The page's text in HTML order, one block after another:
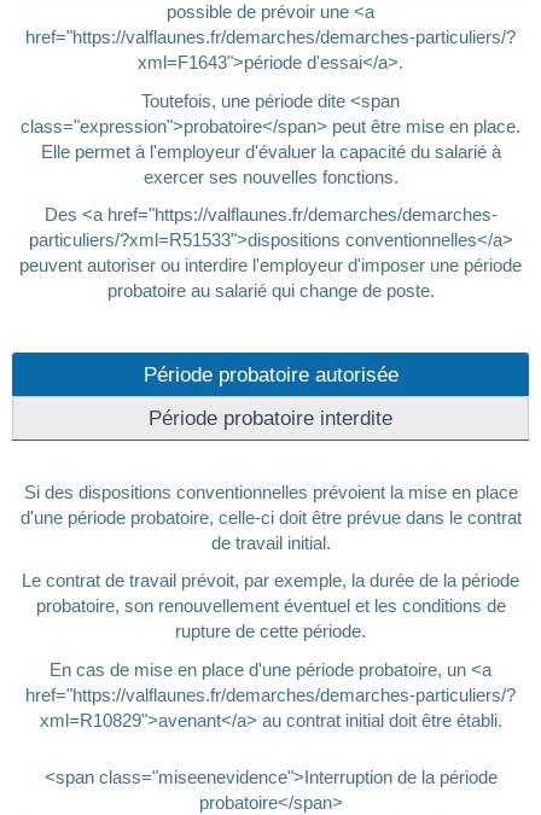
possible de prévoir une <a
href="https://valflaunes.fr/demarches/demarches-particuliers/?
xml=F1643">période d'essai</a>.
Toutefois, une période dite <span
class="expression">probatoire</span> peut être mise en place.
Elle permet à l'employeur d'évaluer la capacité du salarié à
exercer ses nouvelles fonctions.
Des <a href="https://valflaunes.fr/demarches/demarches-
particuliers/?xml=R51533">dispositions conventionnelles</a>
peuvent autoriser ou interdire l'employeur d'imposer une période
probatoire au salarié qui change de poste.
Période probatoire autorisée
Période probatoire interdite
Si des dispositions conventionnelles prévoient la mise en place
d'une période probatoire, celle-ci doit être prévue dans le contrat
de travail initial.
Le contrat de travail prévoit, par exemple, la durée de la période
probatoire, son renouvellement éventuel et les conditions de
rupture de cette période.
En cas de mise en place d'une période probatoire, un <a
href="https://valflaunes.fr/demarches/demarches-particuliers/?
xml=R10829">avenant</a> au contrat initial doit être établi.
<span class="miseenevidence">Interruption de la période
probatoire</span>